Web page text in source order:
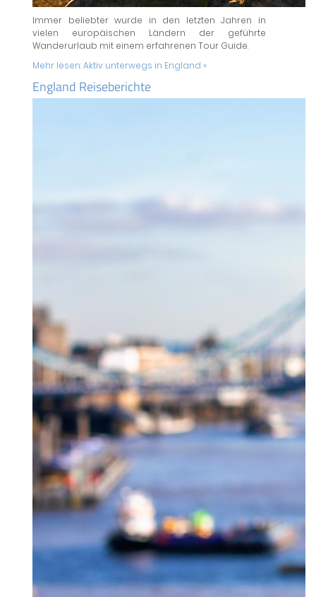
Immer beliebter wurde in den letzten Jahren in
vielen europäischen Ländern der geführte
Wanderurlaub mit einem erfahrenen Tour Guide.
Mehr lesen:Aktiv unterwegs in England »
England Reiseberichte